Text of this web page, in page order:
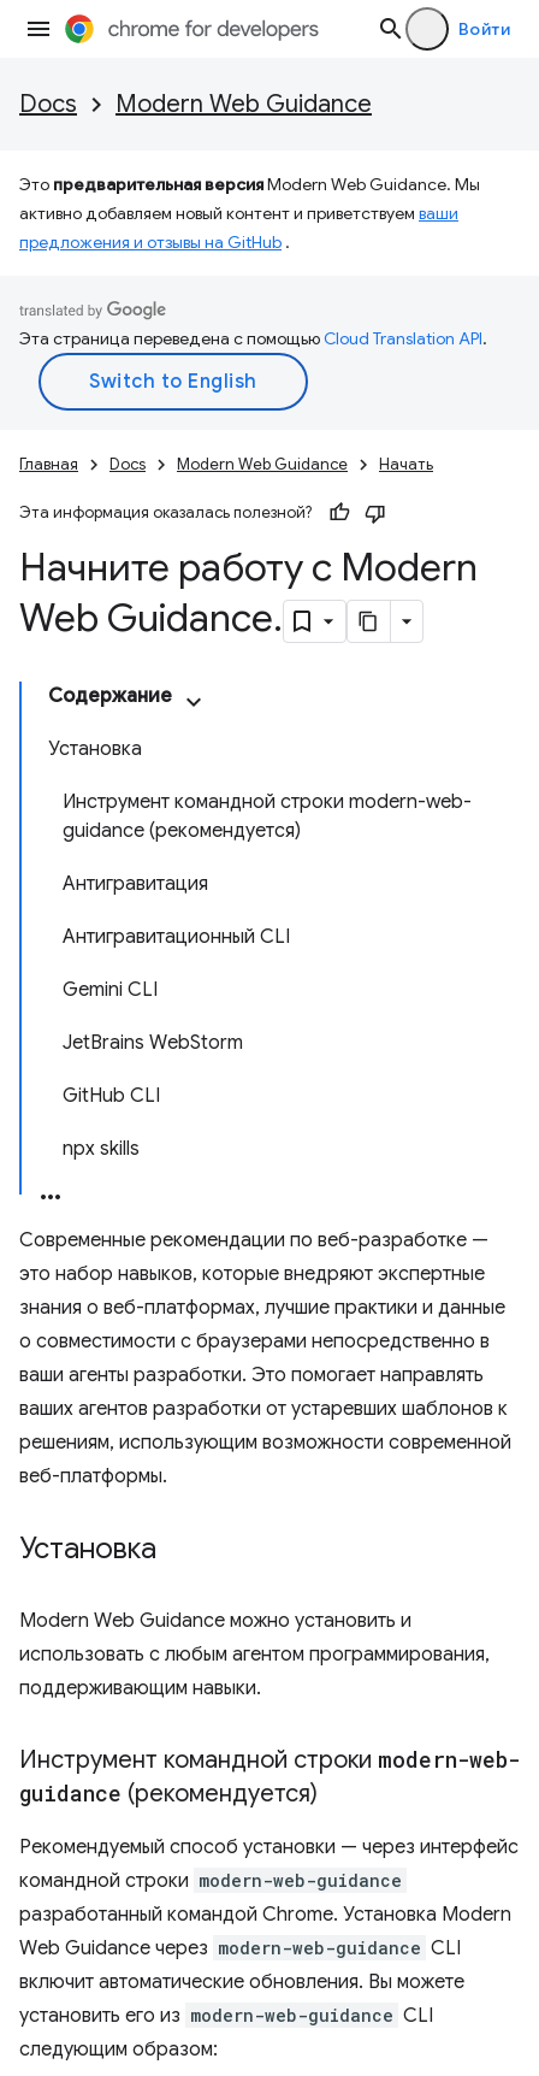
Войти
Docs Modern Web Guidance
Это предварительная версияModern Web Guidance. Мы
активно добавляем новый контент и приветствуем ваши
предложения и отзывы на GitHub .
Эта страница переведена с помощьюCloud Translation API.
Главная Docs Modern Web Guidance Начать
Эта информация оказалась полезной?
Начните работу с Modern
Web Guidance.
Содержание
Установка
Инструмент командной строки modern-web-
guidance (рекомендуется)
Антигравитация
Антигравитационный CLI
Gemini CLI
JetBrains WebStorm
GitHub CLI
npx skills
Современные рекомендации по веб-разработке —
это набор навыков, которые внедряют экспертные
знания о веб-платформах, лучшие практики и данные
о совместимости с браузерами непосредственно в
ваши агенты разработки. Это помогает направлять
ваших агентов разработки от устаревших шаблонов к
решениям, использующим возможности современной
веб-платформы.
Установка
Modern Web Guidance можно установить и
использовать с любым агентом программирования,
поддерживающим навыки.
Инструмент командной строки modern-web-
guidance (рекомендуется)
Рекомендуемый способ установки — через интерфейс
командной строки modern-web-guidance
разработанный командой Chrome. Установка Modern
Web Guidance через modern-web-guidance CLI
включит автоматические обновления. Вы можете
установить его из modern-web-guidance CLI
следующим образом: